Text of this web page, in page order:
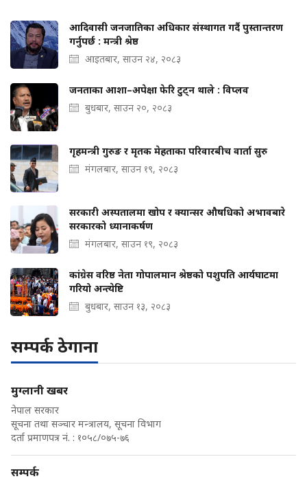
आदिवासी जनजातिका अधिकार संस्थागत गर्दै पुस्तान्तरण
गर्नुपर्छ : मन्त्री श्रेष्ठ
आइतबार, साउन २४, २०८३
जनताका आशा–अपेक्षा फेरि टुट्न थाले : विप्लव
बुधबार, साउन २०, २०८३
गृहमन्त्री गुरुङ र मृतक मेहताका परिवारबीच वार्ता सुरु
मंगलबार, साउन १९, २०८३
सरकारी अस्पतालमा खोप र क्यान्सर औषधिको अभावबारे
सरकारको ध्यानाकर्षण
मंगलबार, साउन १९, २०८३
कांग्रेस वरिष्ठ नेता गोपालमान श्रेष्ठको पशुपति आर्यघाटमा
गरियो अन्त्येष्टि
बुधबार, साउन १३, २०८३
सम्पर्क ठेगाना
मुग्लानी खबर
नेपाल सरकार
सूचना तथा सञ्चार मन्त्रालय, सूचना विभाग
दर्ता प्रमाणपत्र नं. : १०५८/०७५-७६
सम्पर्क